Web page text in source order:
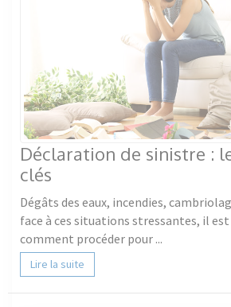
Déclaration de sinistre :
clés
Dégâts des eaux, incendies,
face à ces situations stressantes, il
comment procéder pour ...
Lire la suite